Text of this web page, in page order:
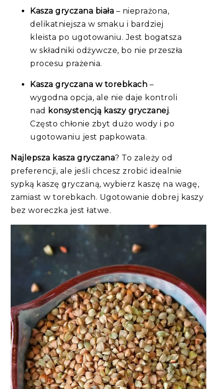
Kasza gryczana biała – nieprażona,
delikatniejsza w smaku i bardziej
kleista po ugotowaniu. Jest bogatsza
w składniki odżywcze, bo nie przeszła
procesu prażenia.
Kasza gryczana w torebkach –
wygodna opcja, ale nie daje kontroli
nad konsystencją kaszy gryczanej.
Często chłonie zbyt dużo wody i po
ugotowaniu jest papkowata.
Najlepsza kasza gryczana? To zależy od
preferencji, ale jeśli chcesz zrobić idealnie
sypką kaszę gryczaną, wybierz kaszę na wagę,
zamiast w torebkach. Ugotowanie dobrej kaszy
bez woreczka jest łatwe.